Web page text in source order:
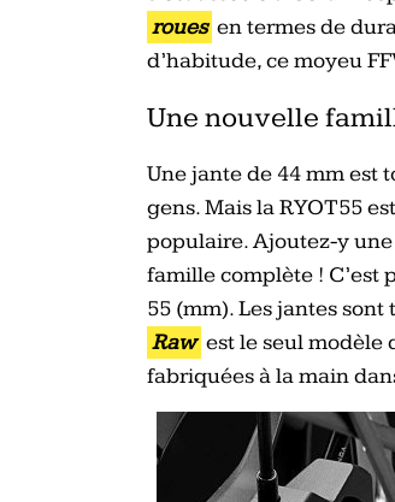
roues en termes de
d’habitude, ce moyeu
Une nouvelle
Une jante de 44 mm est
gens. Mais la RYOT55
populaire. Ajoutez-y
famille complète ! C’est
55 (mm). Les jantes
Raw est le seul
fabriquées à la main